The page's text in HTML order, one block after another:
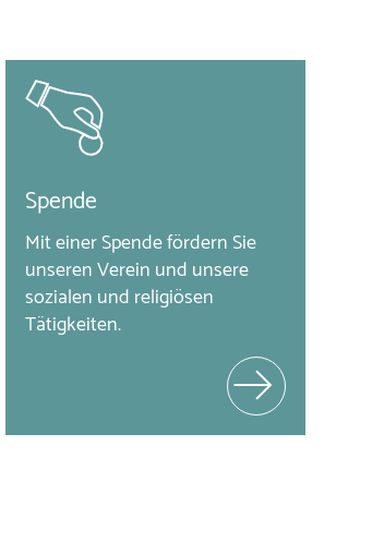
Spende
Mit einer Spende fördern Sie
unseren Verein und unsere
sozialen und religiösen
Tätigkeiten.